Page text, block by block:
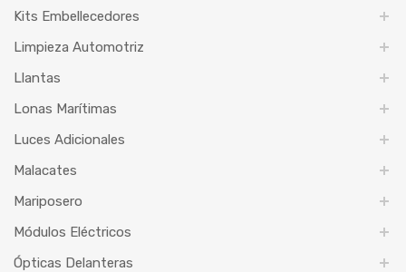
Kits Embellecedores
Limpieza Automotriz
Llantas
Lonas Marítimas
Luces Adicionales
Malacates
Mariposero
Módulos Eléctricos
Ópticas Delanteras